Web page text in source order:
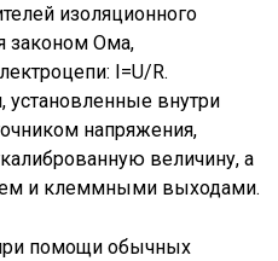
изоляционного
законом Ома,
I=U/R.
установленные внутри
напряжения,
величину, а
и клеммными выходами.
помощи обычных